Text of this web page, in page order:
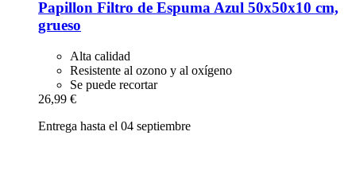
Papillon Filtro de Espuma Azul 50x50x10 cm,
grueso
Alta calidad
Resistente al ozono y al oxígeno
Se puede recortar
26,99 €
Entrega hasta el 04 septiembre